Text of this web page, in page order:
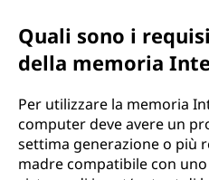
Quali sono i
della memoria
Per utilizzare la memoria
computer deve avere un
settima generazione o più
madre compatibile con